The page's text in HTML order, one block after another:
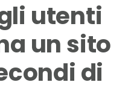
utenti
un sito
di